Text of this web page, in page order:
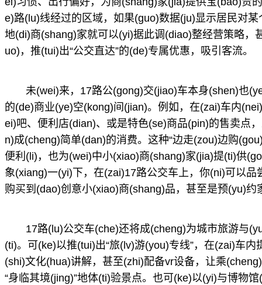
e)路(lu)线经过的区域，如果(guo)数据(ju)显示居民对
地(di)商(shang)家就可以(yi)据此调(diao)整经营策略，
uo)，推(tui)出“公交直达”的(de)专属优惠，吸引客流。
未(wei)来，17路公(gong)交(jiao)车本身(shen)也
的(de)商业(ye)空(kong)间(jian)。例如，在(zai)车内
ei)吧、便利店(dian)、或是特色(se)商品(pin)的售卖点
n)成(cheng)简单(dan)的消费。这种“边走(zou)边购
便利(li)，也为(wei)中小(xiao)商(shang)家(jia)提(ti)供
象(xiang)一(yi)下，在(zai)17路公交车上，你(ni)可以
购买到(dao)创意小(xiao)商(shang)品，甚至是预(yu)约
17路(lu)公交车(che)还将成(cheng)为城市旅游与
(ti)。可(ke)以推(tui)出“旅(lv)游(you)专线”，在(zai)车
(shi)文化(hua)讲解，甚至(zhi)配备vr设备，让乘
“身临其境(jing)”地体(ti)验景点。也可(ke)以(yi)与博物